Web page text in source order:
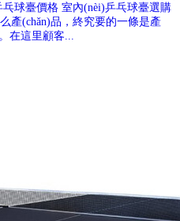
球臺價格 室內(nèi)乒乓球臺選購
品，終究要的一條是產
在這里顧客...